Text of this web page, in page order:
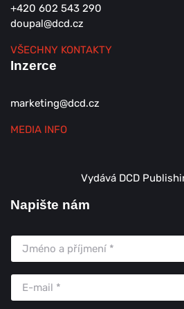
+420 602 543 290
doupal@dcd.cz
VŠECHNY KONTAKTY
Inzerce
marketing@dcd.cz
MEDIA INFO
Vydává DCD
Napište nám